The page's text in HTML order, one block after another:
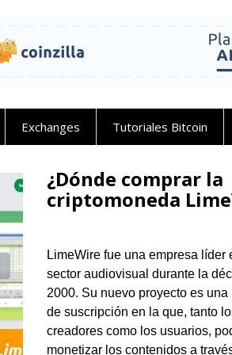
Exchanges Tutoriales Bitcoin
¿Dónde comprar la
criptomoneda
LimeWire fue una empresa líder
sector audiovisual durante la
2000. Su nuevo proyecto es una
de suscripción en la que, tanto
creadores como los usuarios,
monetizar los contenidos a